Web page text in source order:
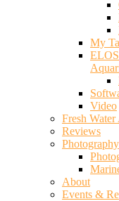
My
Video
Fresh
Reviews
Photography
About
Events &